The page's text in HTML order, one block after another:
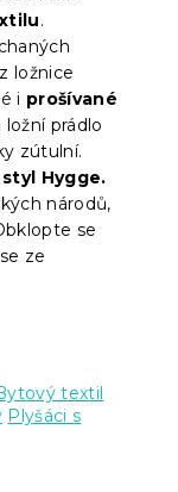
.
ložnice
i prošívané
prádlo
zútulní.
Hygge.
národů,
se
ze
textil
Plyšáci s